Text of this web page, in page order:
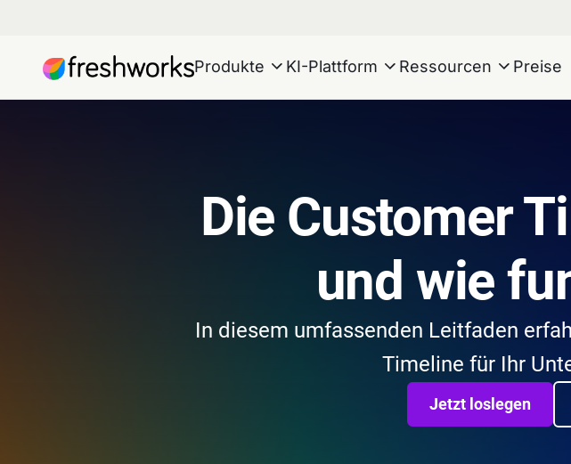
Produkte KI-Plattform Ressourcen Preise
Die Customer
und wie
In diesem umfassenden Leitfaden
Timeline für Ihr
Jetzt loslegen